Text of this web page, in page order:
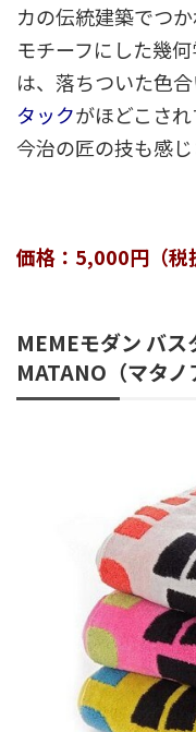
カの伝統建築でつ
モチーフにした幾
は、落ちついた色合
タックがほどこされ
今治の匠の技も感じ
価格：5,000円（税
MEMEモダン バ
MATANO（マタノ